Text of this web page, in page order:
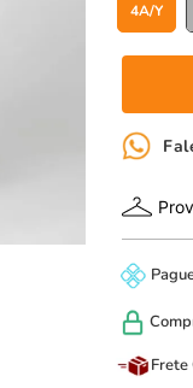
4A/Y
Frete